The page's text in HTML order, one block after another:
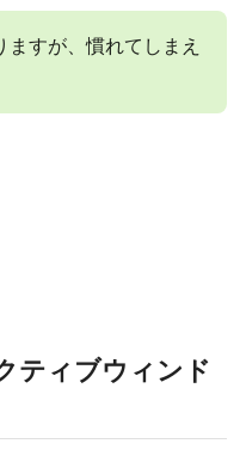
すが、慣れてしまえ
ティブウィンド